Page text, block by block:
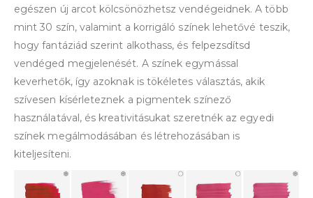
egészen új arcot kölcsönözhetsz vendégeidnek. A több
mint 30 szín, valamint a korrigáló színek lehetővé teszik,
hogy fantáziád szerint alkothass, és felpezsdítsd
vendéged megjelenését. A színek egymással
keverhetők, így azoknak is tökéletes választás, akik
szívesen kísérleteznek a pigmentek színező
használatával, és kreativitásukat szeretnék az egyedi
színek megálmodásában és létrehozásában is
kiteljesíteni.